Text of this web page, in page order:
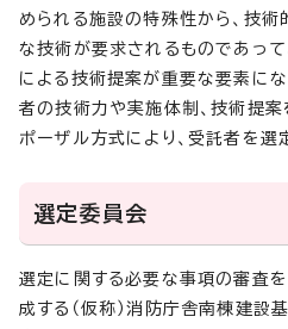
められる施設の特殊性から、技
な技術が要求されるものであって
による技術提案が重要な要素にな
者の技術力や実施体制、技術提
ポーザル方式により、受託者を選
選定委員会
選定に関する必要な事項の審査
成する（仮称）消防庁舎南棟建設